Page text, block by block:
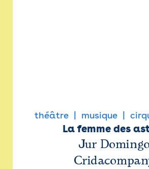
théâtre musique
La femme des
Jur Domingo